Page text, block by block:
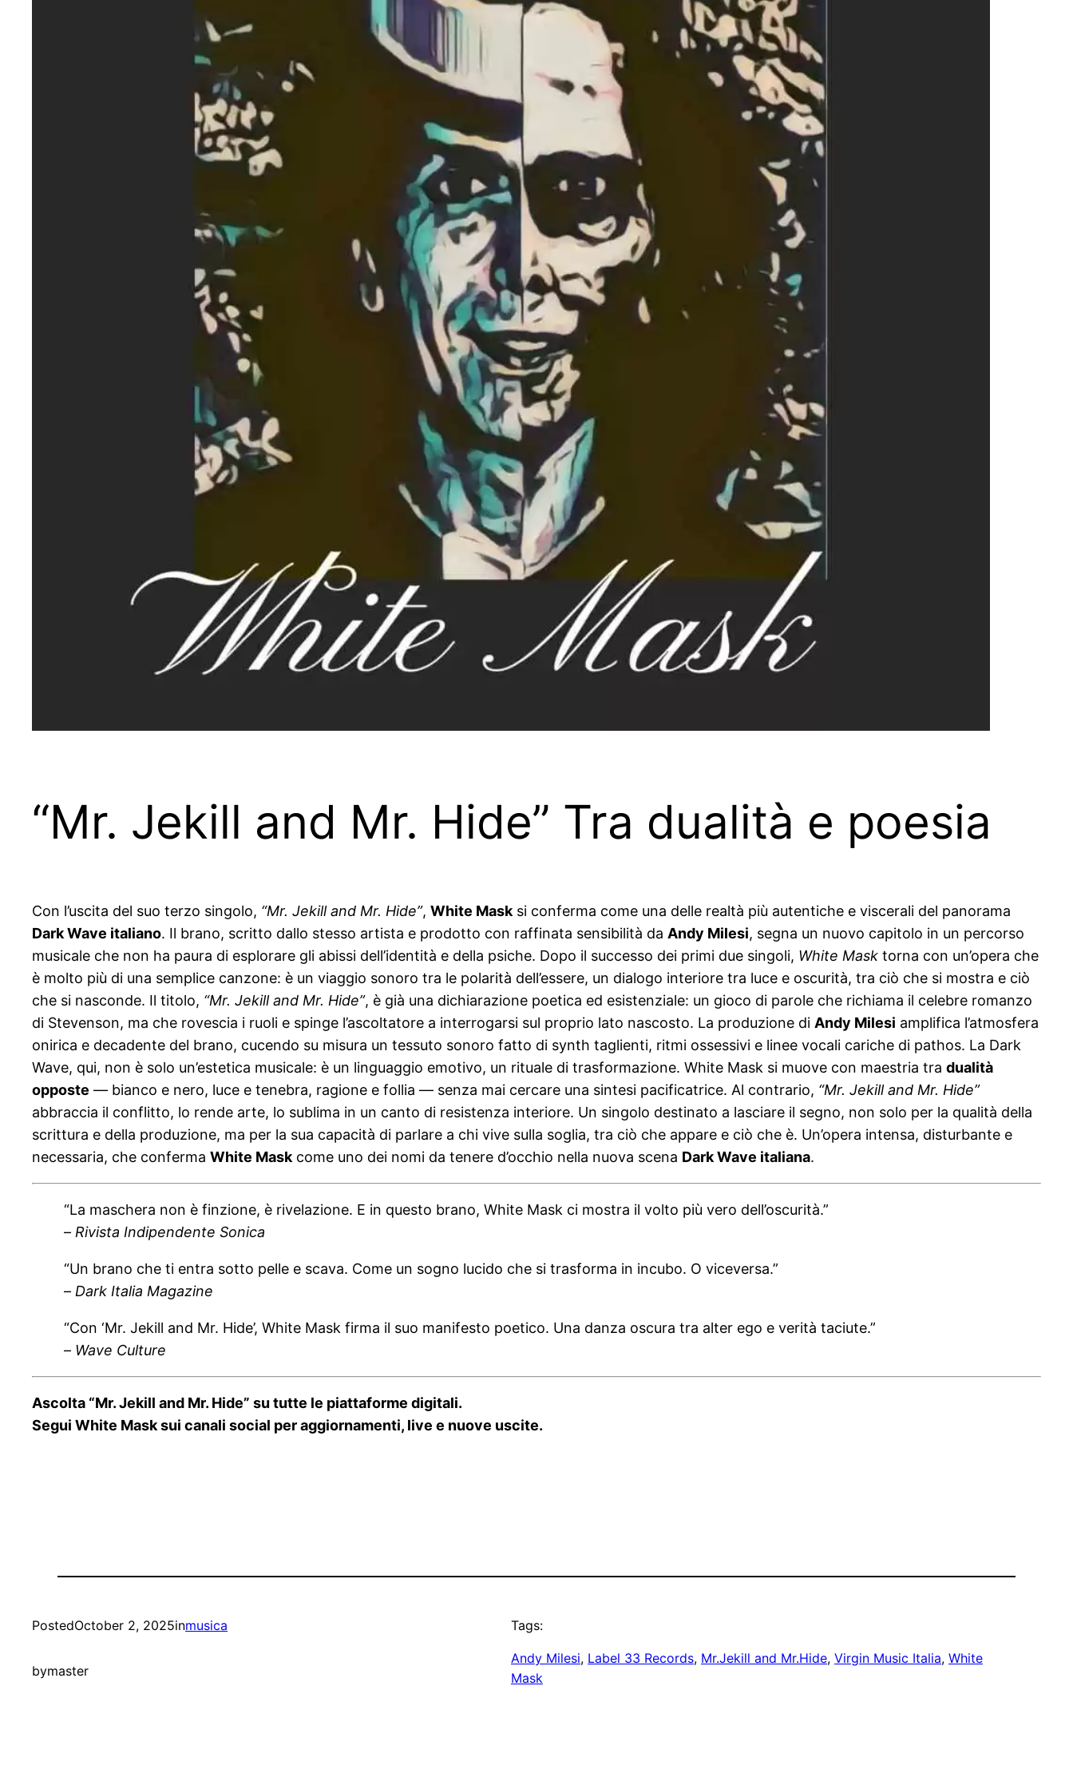
“Mr. Jekill and Mr. Hide” Tra dualità e poesia
Con l’uscita del suo terzo singolo, “Mr. Jekill and Mr. Hide”, White Masksi conferma come una delle realtà più autentiche e viscerali del panorama
Dark Wave italiano. Il brano, scritto dallo stesso artista e prodotto con raffinata sensibilità da Andy Milesi, segna un nuovo capitolo in un percorso
musicale che non ha paura di esplorare gli abissi dell’identità e della psiche. Dopo il successo dei primi due singoli, White Mask torna con un’opera che
è molto più di una semplice canzone: è un viaggio sonoro tra le polarità dell’essere, un dialogo interiore tra luce e oscurità, tra ciò che si mostra e ciò
che si nasconde. Il titolo, “Mr. Jekill and Mr. Hide”, è già una dichiarazione poetica ed esistenziale: un gioco di parole che richiama il celebre romanzo
di Stevenson, ma che rovescia i ruoli e spinge l’ascoltatore a interrogarsi sul proprio lato nascosto. La produzione di Andy Milesi amplifica l’atmosfera
onirica e decadente del brano, cucendo su misura un tessuto sonoro fatto di synth taglienti, ritmi ossessivi e linee vocali cariche di pathos. La Dark
Wave, qui, non è solo un’estetica musicale: è un linguaggio emotivo, un rituale di trasformazione. White Mask si muove con maestria tra dualità
opposte — bianco e nero, luce e tenebra, ragione e follia — senza mai cercare una sintesi pacificatrice. Al contrario, “Mr. Jekill and Mr. Hide”
abbraccia il conflitto, lo rende arte, lo sublima in un canto di resistenza interiore. Un singolo destinato a lasciare il segno, non solo per la qualità della
scrittura e della produzione, ma per la sua capacità di parlare a chi vive sulla soglia, tra ciò che appare e ciò che è. Un’opera intensa, disturbante e
necessaria, che conferma White Maskcome uno dei nomi da tenere d’occhio nella nuova scena Dark Wave italiana.
“La maschera non è finzione, è rivelazione. E in questo brano, White Mask ci mostra il volto più vero dell’oscurità.”
– Rivista Indipendente Sonica
“Un brano che ti entra sotto pelle e scava. Come un sogno lucido che si trasforma in incubo. O viceversa.”
– Dark Italia Magazine
“Con ‘Mr. Jekill and Mr. Hide’, White Mask firma il suo manifesto poetico. Una danza oscura tra alter ego e verità taciute.”
– Wave Culture
Ascolta “Mr. Jekill and Mr. Hide” su tutte le piattaforme digitali.
Segui White Mask sui canali social per aggiornamenti, live e nuove uscite.
PostedOctober 2, 2025inmusica
bymaster
Tags:
Andy Milesi, Label 33 Records, Mr.Jekill and Mr.Hide, Virgin Music Italia, White
Mask